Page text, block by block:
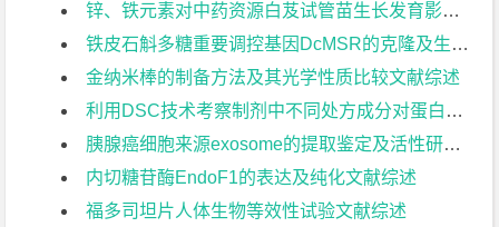
锌、铁元素对中药资源白芨试管苗生长发育影响的研究文献综述
铁皮石斛多糖重要调控基因DcMSR的克隆及生理功能分析文献综述
金纳米棒的制备方法及其光学性质比较文献综述
利用DSC技术考察制剂中不同处方成分对蛋白制剂稳定性的影响文献综述
胰腺癌细胞来源exosome的提取鉴定及活性研究文献综述
内切糖苷酶EndoF1的表达及纯化文献综述
福多司坦片人体生物等效性试验文献综述